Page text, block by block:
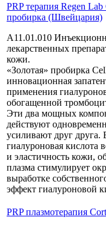
PRP терапия Regen
пробирка (Швейцария)
А11.01.010
лекарственных
кожи.
«Золотая» пробирка
инновационная
применения
обогащенной
Эти два мощных
действуют
усиливают друг друга.
гиалуроновая кислота
и эластичность кожи,
плазма стимулирует
выработке
эффект гиалуроновой
PRP плазмотерапия